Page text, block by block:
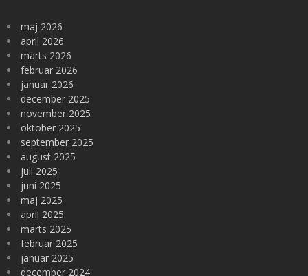
maj 2026
april 2026
marts 2026
februar 2026
januar 2026
december 2025
november 2025
oktober 2025
september 2025
august 2025
juli 2025
juni 2025
maj 2025
april 2025
marts 2025
februar 2025
januar 2025
december 2024